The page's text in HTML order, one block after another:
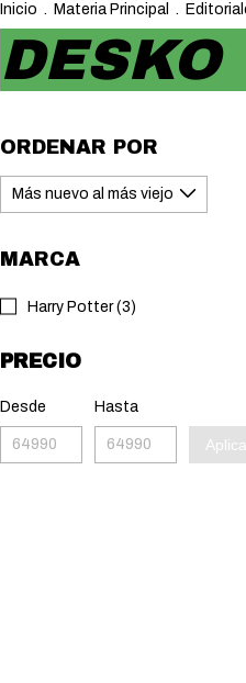
Inicio . Materia Principal .
DESKO
ORDENAR POR
MARCA
Harry Potter (3)
PRECIO
Desde Hasta